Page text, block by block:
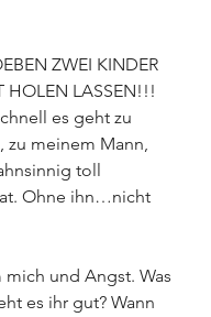
HOLEN LASSEN!!!
es geht zu
zu meinem Mann,
toll
Ohne ihn…nicht
mich und Angst. Was
es ihr gut? Wann